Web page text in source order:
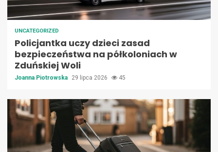
UNCATEGORIZED
Policjantka uczy dzieci zasad
bezpieczeństwa na półkoloniach w
Zduńskiej Woli
Joanna Piotrowska 29 lipca 2026 45